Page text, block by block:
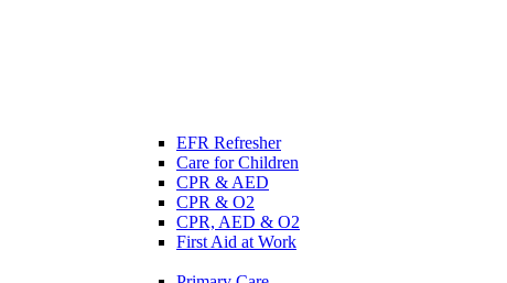
EFR Refresher
Care for Children
CPR & AED
CPR & O2
CPR, AED & O2
First Aid at Work